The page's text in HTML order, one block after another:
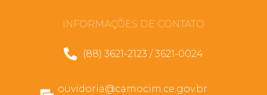
INFORMAÇÕES DE CONTATO
(88) 3621-2123 / 3621-0024
ouvidoria@camocim.ce.gov.br